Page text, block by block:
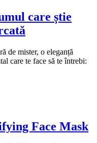
care știe
de mister, o eleganță
care te face să te întrebi:
Face Mask